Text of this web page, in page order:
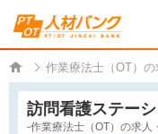
作業療法士（OT）
訪問看護ステー
-作業療法士（OT）の求人